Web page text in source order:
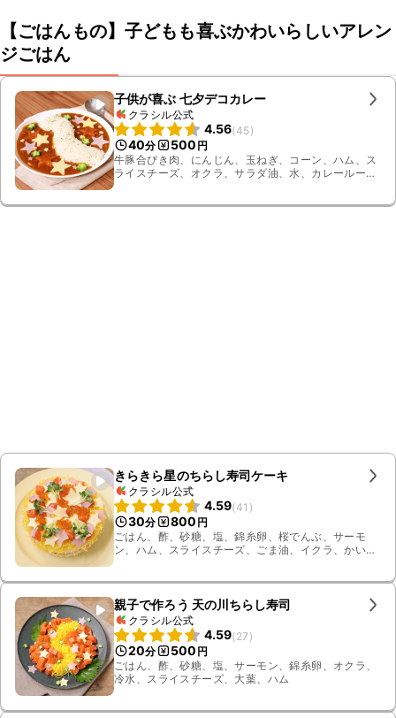
【ごはんもの】子どもも喜ぶかわいらしいアレン
ジごはん
子供が喜ぶ 七夕デコカレー
クラシル公式
4.56(45)
40分 500 円
牛豚合びき肉、にんじん、玉ねぎ、コーン、ハム、ス
ライスチーズ、オクラ、サラダ油、水、カレールー、
きらきら星のちらし寿司ケーキ
クラシル公式
4.59(41 )
30分 800 円
ごはん、酢、砂糖、塩、錦糸卵、桜でんぶ、サーモ
ン、ハム、スライスチーズ、ごま油、イクラ、かいわ
親子で作ろう 天の川ちらし寿司
クラシル公式
4.59(27 )
20分 500 円
ごはん、酢、砂糖、塩、サーモン、錦糸卵、オクラ、
冷水、スライスチーズ、大葉、ハム